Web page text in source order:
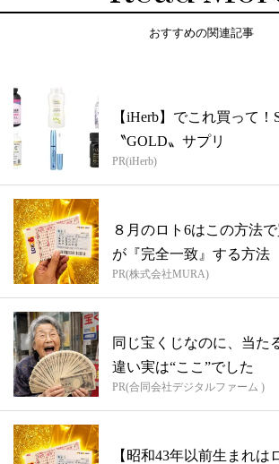
おすすめの関連記事
【iHerb】でこれ買って
〝GOLD〟サプリ
PR(iHerb)
８月のロト6はこの方法
が『完全一致』する方法
PR(株式会社MURA)
同じ宝くじなのに、当た
違い実は“ここ”でした
PR(合同会社デジタルファーム )
【昭和43年以前生まれは